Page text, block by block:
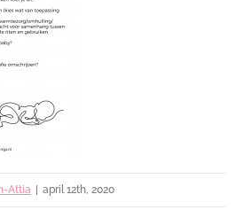
Attia | april 12th, 2020